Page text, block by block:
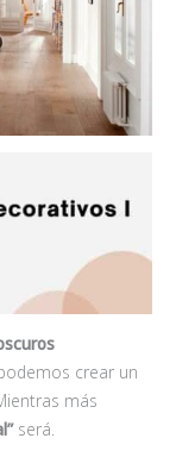
crear un
más
será.